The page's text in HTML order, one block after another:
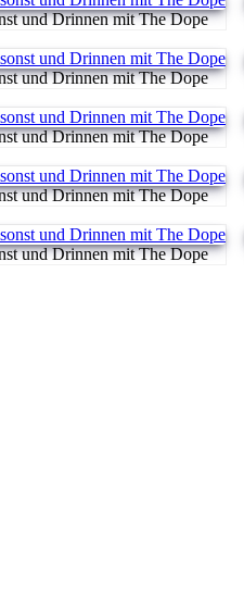
und Drinnen mit The Dope
und Drinnen mit The Dope
und Drinnen mit The Dope
und Drinnen mit The Dope
und Drinnen mit The Dope